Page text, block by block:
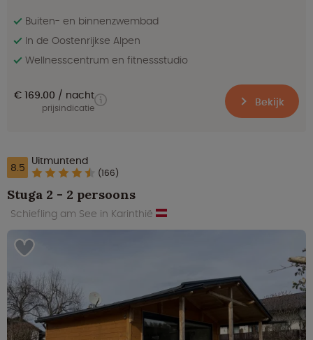
Buiten- en binnenzwembad
In de Oostenrijkse Alpen
Wellnesscentrum en fitnessstudio
€ 169.00 nacht
prijsindicatie Bekijk
8.5 Uitmuntend
(166)
Stuga 2 - 2 persoons
Schiefling am See in Karinthië